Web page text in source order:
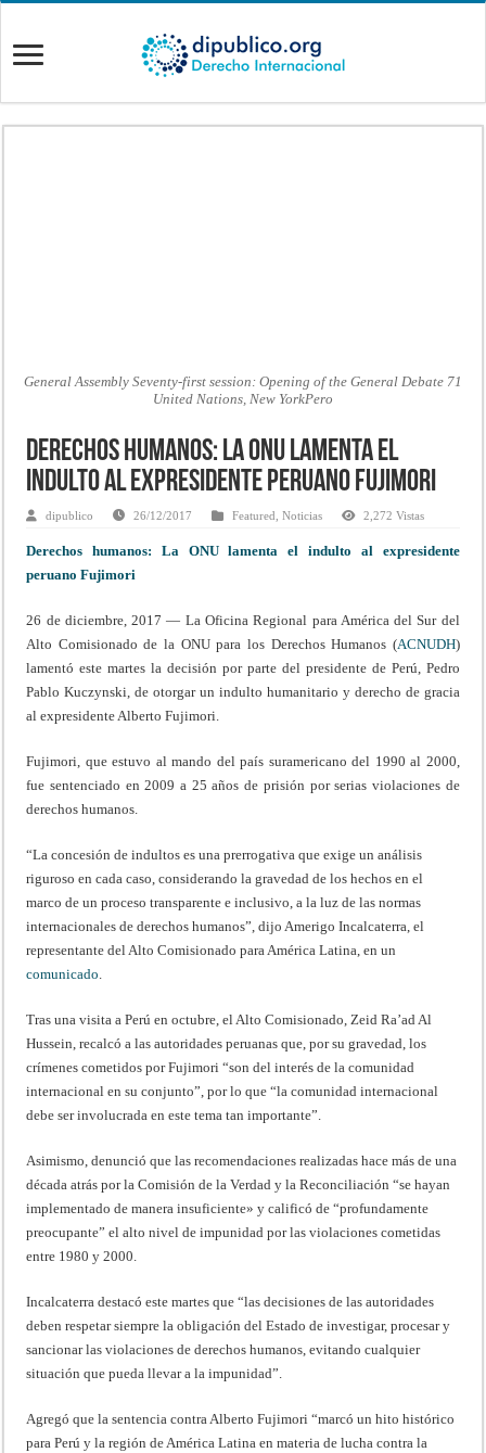
General Assembly Seventy-first session: Opening of the General Debate 71
United Nations, New YorkPero
Derechos humanos: La ONU lamenta el
indulto al expresidente peruano Fujimori
dipublico 26/12/2017 Featured,Noticias 2,272 Vistas
Derechos humanos: La ONU lamenta el indulto al expresidente
peruano Fujimori
26 de diciembre, 2017 — La Oficina Regional para América del Sur del
Alto Comisionado de la ONU para los Derechos Humanos (ACNUDH)
lamentó este martes la decisión por parte del presidente de Perú, Pedro
Pablo Kuczynski, de otorgar un indulto humanitario y derecho de gracia
al expresidente Alberto Fujimori.
Fujimori, que estuvo al mando del país suramericano del 1990 al 2000,
fue sentenciado en 2009 a 25 años de prisión por serias violaciones de
derechos humanos.
“La concesión de indultos es una prerrogativa que exige un análisis
riguroso en cada caso, considerando la gravedad de los hechos en el
marco de un proceso transparente e inclusivo, a la luz de las normas
internacionales de derechos humanos”, dijo Amerigo Incalcaterra, el
representante del Alto Comisionado para América Latina, en un
comunicado.
Tras una visita a Perú en octubre, el Alto Comisionado, Zeid Ra’ad Al
Hussein, recalcó a las autoridades peruanas que, por su gravedad, los
crímenes cometidos por Fujimori “son del interés de la comunidad
internacional en su conjunto”, por lo que “la comunidad internacional
debe ser involucrada en este tema tan importante”.
Asimismo, denunció que las recomendaciones realizadas hace más de una
década atrás por la Comisión de la Verdad y la Reconciliación “se hayan
implementado de manera insuficiente» y calificó de “profundamente
preocupante” el alto nivel de impunidad por las violaciones cometidas
entre 1980 y 2000.
Incalcaterra destacó este martes que “las decisiones de las autoridades
deben respetar siempre la obligación del Estado de investigar, procesar y
sancionar las violaciones de derechos humanos, evitando cualquier
situación que pueda llevar a la impunidad”.
Agregó que la sentencia contra Alberto Fujimori “marcó un hito histórico
para Perú y la región de América Latina en materia de lucha contra la